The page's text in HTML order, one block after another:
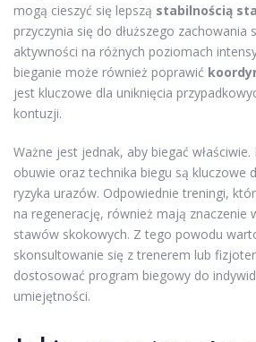
mogą cieszyć się lepszą stabilnością
przyczynia się do dłuższego zachowania
aktywności na różnych poziomach
bieganie może również poprawić
jest kluczowe dla uniknięcia
kontuzji.
Ważne jest jednak, aby biegać
obuwie oraz technika biegu są kluczowe
ryzyka urazów. Odpowiednie treningi,
na regenerację, również mają znaczenie
stawów skokowych. Z tego powodu
skonsultowanie się z trenerem lub
dostosować program biegowy do
umiejętności.